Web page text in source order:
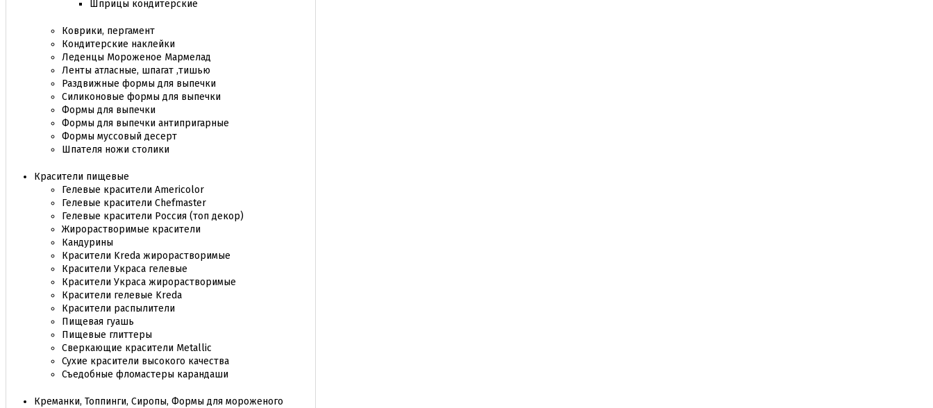
Шприцы кондитерские
Коврики, пергамент
Кондитерские наклейки
Леденцы Мороженое Мармелад
Ленты атласные, шпагат ,тишью
Раздвижные формы для выпечки
Силиконовые формы для выпечки
Формы для выпечки
Формы для выпечки антипригарные
Формы муссовый десерт
Шпателя ножи столики
Красители пищевые
Гелевые красители Americolor
Гелевые красители Chefmaster
Гелевые красители Россия (топ декор)
Жирорастворимые красители
Кандурины
Красители Kreda жирорастворимые
Красители Украса гелевые
Красители Украса жирорастворимые
Красители гелевые Kreda
Красители распылители
Пищевая гуашь
Пищевые глиттеры
Сверкающие красители Metallic
Сухие красители высокого качества
Съедобные фломастеры карандаши
Креманки, Топпинги, Сиропы, Формы для мороженого